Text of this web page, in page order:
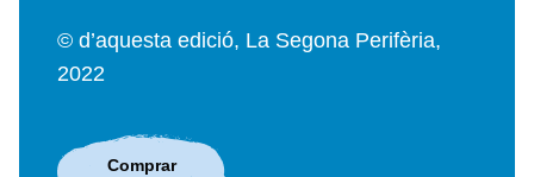
© d’aquesta edició, La Segona Perifèria,
2022
Comprar